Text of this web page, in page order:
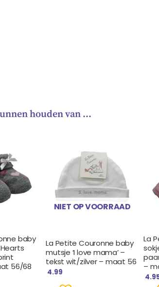
houden van …
baby
56/68
NIET OP VOORRAAD
La Petite Couronne baby
mutsje ‘I love mama’ –
tekst wit/zilver – maat 56
4.99
La
–